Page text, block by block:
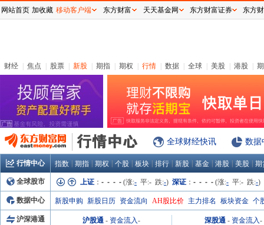
财经 焦点 股票 新股 期指 期权 行情 数据 全球 美股 港股
全球财经快讯 数据
行情中心 指数 期指 期权 个股 板块 排行 新股 基金 港股 美股 期
全球股市 上证 ： - - - - (涨:- 平:- 跌:-) 深证 ： - - - - (涨:- 平:- 跌:-)
数据中心 新股申购 新股日历 资金流向 AH股比价 主力排名 板块资金 个
沪深港通 沪股通 - 资金流入- 深股通 - 资金流入-
网站首页 加收藏 移动客户端 东方财富 天天基金网 东方财富证券 东方